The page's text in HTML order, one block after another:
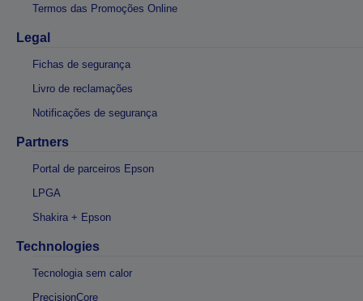
Termos das Promoções Online
Legal
Fichas de segurança
Livro de reclamações
Notificações de segurança
Partners
Portal de parceiros Epson
LPGA
Shakira + Epson
Technologies
Tecnologia sem calor
PrecisionCore